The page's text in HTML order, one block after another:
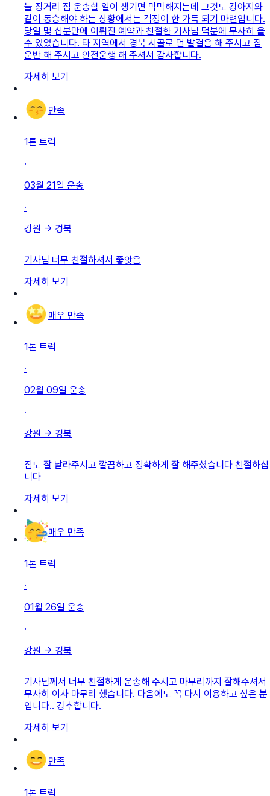
늘 장거리 짐 운송할 일이 생기면 막막해지는데 그것도 강아지와
같이 동승해야 하는 상황에서는 걱정이 한 가득 되기 마련입니다.
당일 몇 십분만에 이뤄진 예약과 친절한 기사님 덕분에 무사히 올
수 있었습니다. 타 지역에서 경북 시골로 먼 발걸음 해 주시고 짐
운반 해 주시고 안전운행 해 주셔서 감사합니다.
자세히 보기
만족
1톤 트럭
·
03월 21일 운송
·
강원 → 경북
기사님 너무 친절하셔서 좋앗음
자세히 보기
매우 만족
1톤 트럭
·
02월 09일 운송
·
강원 → 경북
짐도 잘 날라주시고 깔끔하고 정확하게 잘 해주셨습니다 친절하십
니다
자세히 보기
매우 만족
1톤 트럭
·
01월 26일 운송
·
강원 → 경북
기사님께서 너무 친절하게 운송해 주시고 마무리까지 잘해주셔서
무사히 이사 마무리 했습니다. 다음에도 꼭 다시 이용하고 싶은 분
입니다.. 강추합니다.
자세히 보기
만족
1톤 트럭